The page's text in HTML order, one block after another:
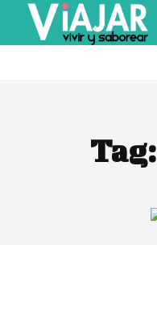
Tag: